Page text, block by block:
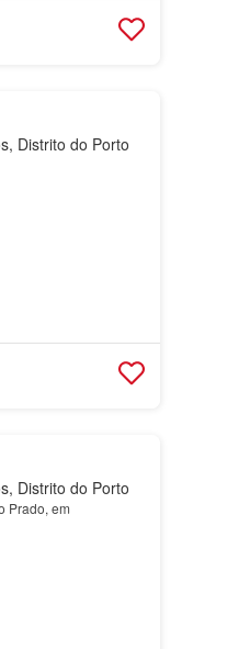
Distrito do Porto
Distrito do Porto
Prado, em